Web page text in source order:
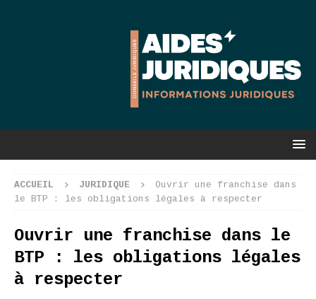
ACCUEIL JURIDIQUE
Ouvrir une franchise dans
le BTP : les obligations légales à respecter
Ouvrir une franchise dans le
BTP : les obligations légales
à respecter